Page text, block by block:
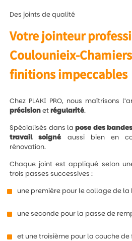
Des joints de qualité
Votre jointeur
Coulounieix-
finitions impeccables
Chez PLAKI PRO, nous maîtrisons
précisionetrégularité.
Spécialisés dans lapose des
travail
soigné aussi bien en
rénovation.
Chaque joint est appliqué selon
trois passes successives :
une première pour le collage de la
une seconde pour la passe de
et une troisième pour la couche de